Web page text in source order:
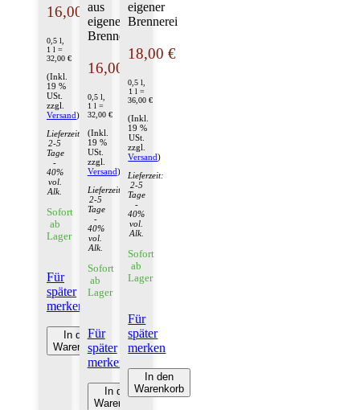
16,00 €
0,5 l,
1 l =
32,00 €
(Inkl.
19 %
USt.
zzgl.
Versand)
Lieferzeit:
2-5
Tage
-
40%
vol.
Alk.
Sofort
ab
Lager
Für
später
merken
In den
Warenkorb
aus
eigener
Brennerei
16,00 €
0,5 l,
1 l =
32,00 €
(Inkl.
19 %
USt.
zzgl.
Versand)
Lieferzeit:
2-5
Tage
-
40%
vol.
Alk.
Sofort
ab
Lager
Für
später
merken
In den
Warenkorb
eigener
Brennerei
18,00 €
0,5 l,
1 l =
36,00 €
(Inkl.
19 %
USt.
zzgl.
Versand)
Lieferzeit:
2-5
Tage
-
40%
vol.
Alk.
Sofort
ab
Lager
Für
später
merken
In den
Warenkorb